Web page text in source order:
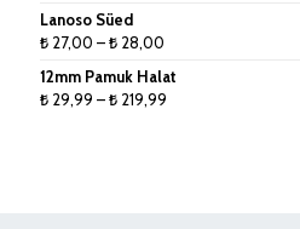
-
₺ 40,99
Lanoso Süed
₺ 27,00 –₺ 28,00
₺ 27,00
12mm Pamuk Halat
₺ 29,99 –₺ 219,99